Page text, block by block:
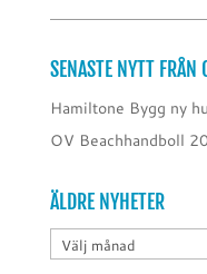
SENASTE NYTT FRÅN
Hamiltone Bygg ny
OV Beachhandboll
ÄLDRE NYHETER
ÄLDRE
NYHETER